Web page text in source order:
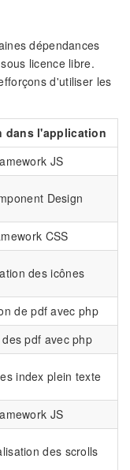
dépendances
licence libre.
d'utiliser les
dans l'application
JS
Design
CSS
des icônes
de pdf avec php
pdf avec php
index plein texte
JS
des scrolls